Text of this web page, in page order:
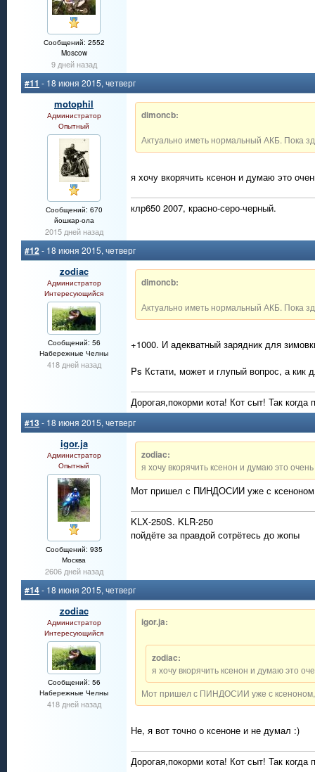
Сообщений: 2552
Moscow
9 дней назад
#11 - 18 июня 2015, четверг
motophil
Администратор
Опытный
Сообщений: 670
йошкар-ола
2015 дней назад
dimoncb:
Актуально иметь нормальный АКБ. Пока
я хочу вкорячить ксенон и думаю это
клр650 2007, краcно-серо-черный.
#12- 18 июня 2015, четверг
zodiac
Администратор
Интересующийся
Сообщений: 56
Набережные Челны
418 дней назад
dimoncb:
Актуально иметь нормальный АКБ. Пока
+1000. И адекватный зарядник для
Ps Кстати, может и глупый вопрос, а кик
Дорогая,покорми кота! Кот сыт! Так когда
#13- 18 июня 2015, четверг
igor.ja
Администратор
Опытный
Сообщений: 935
Москва
2606 дней назад
zodiac:
я хочу вкорячить ксенон и думаю это
Мот пришел с ПИНДОСИИ уже с
KLХ-250S. KLR-250
пойдёте за правдой сотрётесь до жопы
#14- 18 июня 2015, четверг
zodiac
Администратор
Интересующийся
Сообщений: 56
Набережные Челны
418 дней назад
igor.ja:
zodiac:
я хочу вкорячить ксенон и думаю это
Мот пришел с ПИНДОСИИ уже с ксеноном,
Не, я вот точно о ксеноне и не думал :)
Дорогая,покорми кота! Кот сыт! Так когда